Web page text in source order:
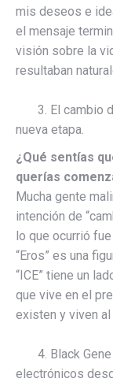
mis deseos e
el mensaje
visión sobre la
resultaban
3. El cambio
nueva etapa.
¿Qué sentías
querías
Mucha gente
intención de
lo que ocurrió
“Eros” es una
“ICE” tiene un
que vive en el
existen y viven
4. Black Gene
electrónicos